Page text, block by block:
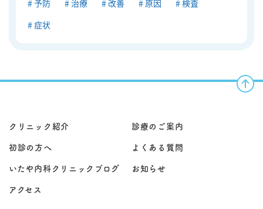
予防 治療 改善 原因 検査
症状
クリニック紹介 診療のご案内
初診の方へ よくある質問
いたや内科クリニックブログ お知らせ
アクセス